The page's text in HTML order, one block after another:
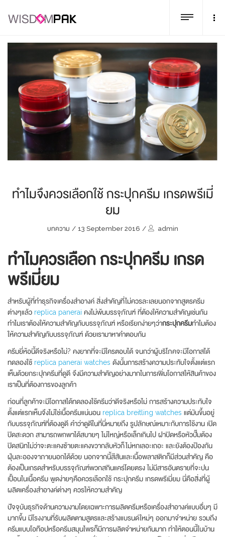
ทำไมจึงควรเลือกใช้ กระปุกครีม เกรดพรีเมี่
ยม
บทความ / 13 September 2016 / admin
ทำไมควรเลือก กระปุกครีม เกรด
พรีเมี่ยม
สำหรับผู้ที่ทำธุรกิจเครื่องสำอางค์ สิ่งสำคัญที่ไม่ควรละเลยนอกจากสูตรครีม
ต่างๆแล้ว replica panerai คงไม่พ้นบรรจุภัณฑ์ ที่ต้องให้ความสำคัญเช่นกัน
ทำไมเราต้องให้ความสำคัญกับบรรจุภัณฑ์ หรือเรียกง่ายๆว่ากระปุกครีมทำไมต้อง
ให้ความสำคัญกับบรรจุภัณฑ์ ด้วยเรามาหาคำตอบกัน
ครีมยี่ห้อนี้ดีจริงหรือไม่? คงยากที่จะมีใครตอบได้ จนกว่าผู้บริโภคจะมีโอกาสได้
ทดลองใช้ replica panerai watches ดังนั้นการสร้างความประทับใจตั้งแต่แรก
เห็นด้วยกระปุกครีมที่ดูดี จึงมีความสำคัญอย่างมากในการเพิ่มโอกาสให้สินค้าของ
เราเป็นที่ต้องการของลูกค้า
ก่อนที่ลูกค้าจะมีโอกาสได้ทดลองใช้ครีมว่าดีจริงหรือไม่ การสร้างความประทับใจ
ตั้งแต่แรกเห็นจึงไม่ใช่เนื้อครีมแน่นอน replica breitling watches แต่มันขึ้นอยู่
กับบรรจุภัณฑ์ที่ต้องดูดี คำว่าดูดีในที่นี่หมายถึง รูปลักษณ์เหมาะกับการใช้งาน เปิด
ปิดสะดวก สามารถพกพาได้สบายๆ ไม่ใหญ่หรือเล็กเกินไป ฝาปิดหรือหัวปั๊มต้อง
ปิดสนิทไม่ว่าจะตะแคงซ้ายตะแคงขวากลับหัวก็ไม่หกเลอะเถอะ และยังต้องป้องกัน
ฝุ่นละอองจาภายนอกได้ด้วย นอกจากนี้สีสันและเนื้อพลาสติกก็มีส่วนสำคัญ คือ
ต้องเป็นเกรดสำหรับบรรจุภัณฑ์พวกสกินแคร์โดยตรง ไม่มีสารอันตรายที่จะปน
เปื้อนในเนื้อครีม พูดง่ายๆคือควรเลือกใช้ กระปุกครีม เกรดพรีเมี่ยม นี่คือสิ่งที่ผู้
ผลิตเครื่องสำอางค์ต่างๆ ควรให้ความสำคัญ
ปัจจุบันธุรกิจด้านความงามโดยเฉพาะการผลิตครีมหรือเครื่องสำอางค์แบบอื่นๆ มี
มากขึ้น มีโรงงานที่รับผลิตตามสูตรและสร้างแบรนด์ใหม่ๆ ออกมาจำหน่าย รวมถึง
ครีมแบบโอท๊อปหรือครีมสมุนไพรก็มีการผลิตจำหน่ายกันมาก ทำให้ตอนนี้ในบ้าน